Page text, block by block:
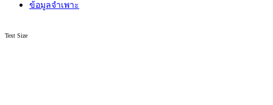
ข้อมูลจำเพาะ
Text Size